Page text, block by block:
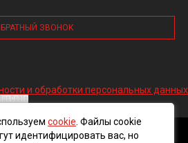
ЗВОНОК
и обработки персональных данных
кабельная компания, 2016 ©
cookie . Файлы cookie
идентифицировать вас, но